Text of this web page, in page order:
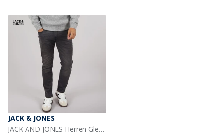
JACK & JONES
JACK AND JONES Herren Glenn Sq354 Schmale Passform Jeans Verwaschenes Schwarz